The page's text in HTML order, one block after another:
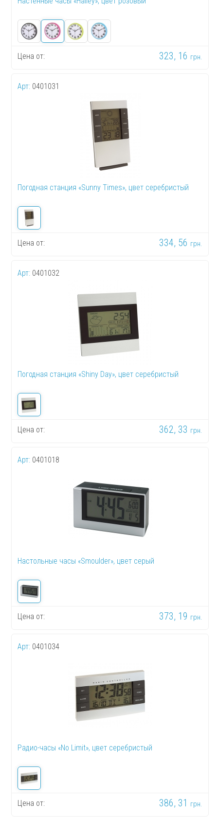
Цена от: 323, 16 грн.
Арт: 0401031
Погодная станция «Sunny Times», цвет серебристый
Цена от: 334, 56 грн.
Арт: 0401032
Погодная станция «Shiny Day», цвет серебристый
Цена от: 362, 33 грн.
Арт: 0401018
Настольные часы «Smoulder», цвет серый
Цена от: 373, 19 грн.
Арт: 0401034
Радио-часы «No Limit», цвет серебристый
Цена от: 386, 31 грн.